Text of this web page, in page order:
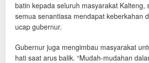
batin kepada seluruh masyarakat Kalteng,
semua senantiasa mendapat keberkahan
ucap gubernur.
Gubernur juga mengimbau masyarakat
hati saat arus balik. “Mudah-mudahan